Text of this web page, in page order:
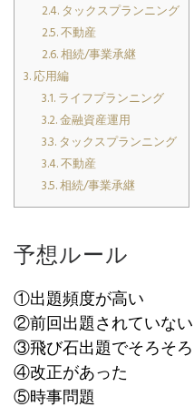
2.4.タックスプランニング
2.5.不動産
2.6.相続/事業承継
3.応用編
3.1.ライフプランニング
3.2.金融資産運用
3.3.タックスプランニング
3.4.不動産
3.5.相続/事業承継
予想ルール
①出題頻度が高い
②前回出題されていない
③飛び石出題でそろそろ
④改正があった
⑤時事問題